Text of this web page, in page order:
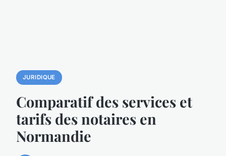
JURIDIQUE
Comparatif des services et
tarifs des notaires en
Normandie